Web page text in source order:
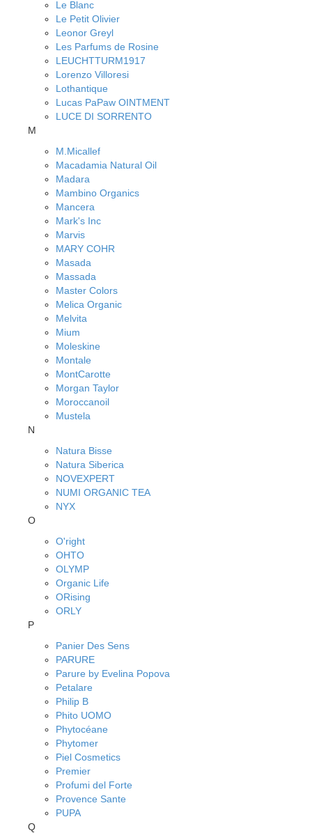
Le Blanc
Le Petit Olivier
Leonor Greyl
Les Parfums de Rosine
LEUCHTTURM1917
Lorenzo Villoresi
Lothantique
Lucas PaPaw OINTMENT
LUCE DI SORRENTO
M
M.Micallef
Macadamia Natural Oil
Madara
Mambino Organics
Mancera
Mark's Inc
Marvis
MARY COHR
Masada
Massada
Master Colors
Melica Organic
Melvita
Mium
Moleskine
Montale
MontCarotte
Morgan Taylor
Moroccanoil
Mustela
N
Natura Bisse
Natura Siberica
NOVEXPERT
NUMI ORGANIC TEA
NYX
O
O'right
OHTO
OLYMP
Organic Life
ORising
ORLY
P
Panier Des Sens
PARURE
Parure by Evelina Popova
Petalare
Philip B
Phito UOMO
Phytocéane
Phytomer
Piel Cosmetics
Premier
Profumi del Forte
Provence Sante
PUPA
Q